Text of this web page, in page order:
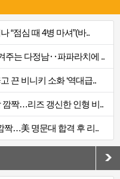
“점심 때 4병 마셔”(바..
주는 다정남‥파파라치에 ..
끈 비니키 소화 ‘역대급..
깜짝…리즈 갱신한 인형 비..
짝…美 명문대 합격 후 리..